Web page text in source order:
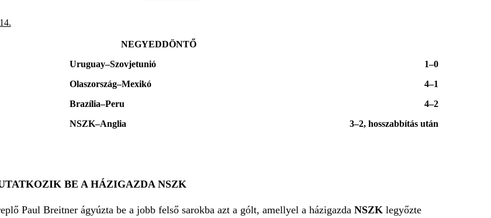
NEGYEDDÖNTŐ
Uruguay–Szovjetunió
1–0
Olaszország–Mexikó
4–1
Brazília–Peru
4–2
NSZK–Anglia 3–2, hosszabbítás után
BE A HÁZIGAZDA NSZK
Paul Breitner ágyúzta be a jobb felső sarokba azt a gólt, amellyel a házigazda NSZK legyőzte